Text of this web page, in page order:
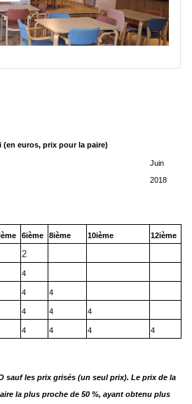
euros, prix pour la paire)
Juin
2018
6ième 8ième 10ième 12ième
2
4
4 4
4 4 4
4 4 4 4
sauf les prix grisés (un seul prix). Le prix de la
la plus proche de 50 %, ayant obtenu plus